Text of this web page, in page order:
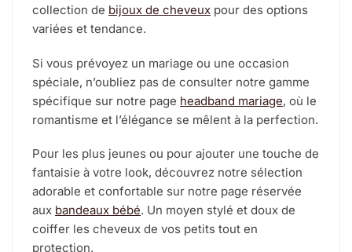
collection de bijoux de cheveux pour des options
variées et tendance.
Si vous prévoyez un mariage ou une occasion
spéciale, n’oubliez pas de consulter notre gamme
spécifique sur notre page headband mariage, où le
romantisme et l’élégance se mêlent à la perfection.
Pour les plus jeunes ou pour ajouter une touche de
fantaisie à votre look, découvrez notre sélection
adorable et confortable sur notre page réservée
aux bandeaux bébé. Un moyen stylé et doux de
coiffer les cheveux de vos petits tout en
protection.